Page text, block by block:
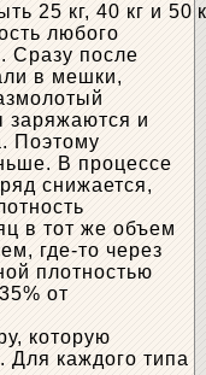
25 кг, 40 кг и 50
любого
Сразу после
в мешки,
заряжаются и
Поэтому
В процессе
снижается,
в тот же объем
где-то через
плотностью
от
которую
Для каждого типа